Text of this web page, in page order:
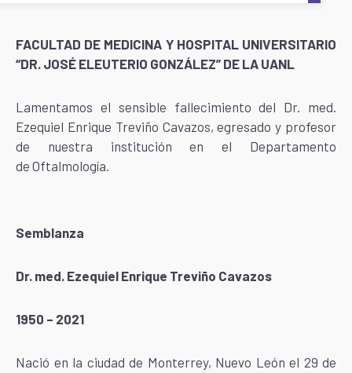
FACULTAD DE MEDICINA Y HOSPITAL UNIVERSITARIO
“DR. JOSÉ ELEUTERIO GONZÁLEZ” DE LA UANL
Lamentamos el sensible fallecimiento del Dr. med.
Ezequiel Enrique Treviño Cavazos, egresado y profesor
de nuestra institución en el Departamento
de Oftalmología.
Semblanza
Dr. med. Ezequiel Enrique Treviño Cavazos
1950 – 2021
Nació en la ciudad de Monterrey, Nuevo León el 29 de